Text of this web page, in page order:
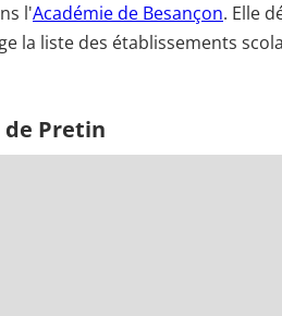
l'Académie de Besançon. Elle
la liste des établissements
de Pretin